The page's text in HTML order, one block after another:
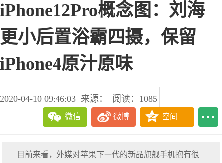
iPhone12Pro概念图：刘海
更小后置浴霸四摄，保留
iPhone4原汁原味
2020-04-10 09:46:03 来源： 阅读：1085
微信 微博 空间
目前来看，外媒对苹果下一代的新品旗舰手机抱有很